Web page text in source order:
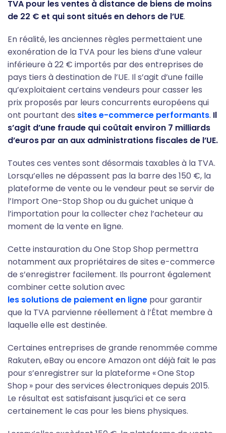
TVA pour les ventes à distance de biens de moins
de 22 € et qui sont situés en dehors de l’UE.
En réalité, les anciennes règles permettaient une
exonération de la TVA pour les biens d’une valeur
inférieure à 22 € importés par des entreprises de
pays tiers à destination de l’UE. Il s’agit d’une faille
qu’exploitaient certains vendeurs pour casser les
prix proposés par leurs concurrents européens qui
ont pourtant des sites e-commerce performants. Il
s’agit d’une fraude qui coûtait environ 7 milliards
d’euros par an aux administrations fiscales de l’UE.
Toutes ces ventes sont désormais taxables à la TVA.
Lorsqu’elles ne dépassent pas la barre des 150 €, la
plateforme de vente ou le vendeur peut se servir de
l’Import One-Stop Shop ou du guichet unique à
l’importation pour la collecter chez l’acheteur au
moment de la vente en ligne.
Cette instauration du One Stop Shop permettra
notamment aux propriétaires de sites e-commerce
de s’enregistrer facilement. Ils pourront également
combiner cette solution avec
les solutions de paiement en ligne pour garantir
que la TVA parvienne réellement à l’État membre à
laquelle elle est destinée.
Certaines entreprises de grande renommée comme
Rakuten, eBay ou encore Amazon ont déjà fait le pas
pour s’enregistrer sur la plateforme « One Stop
Shop » pour des services électroniques depuis 2015.
Le résultat est satisfaisant jusqu’ici et ce sera
certainement le cas pour les biens physiques.